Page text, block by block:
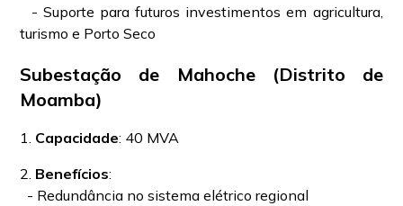
- Suporte para futuros investimentos em agricultura,
turismo e Porto Seco
Subestação de Mahoche (Distrito de
Moamba)
1. Capacidade: 40 MVA
2. Benefícios:
- Redundância no sistema elétrico regional